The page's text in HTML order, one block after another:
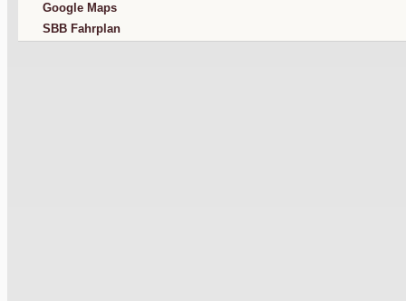
Google Maps
SBB Fahrplan